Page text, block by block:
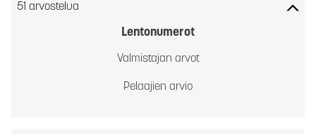
51 arvostelua
Lentonumerot
Valmistajan arvot
Pelaajien arvio